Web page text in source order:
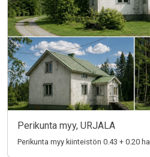
Perikunta myy, URJALA
Perikunta myy kiinteistön 0.43 + 0.20 ha